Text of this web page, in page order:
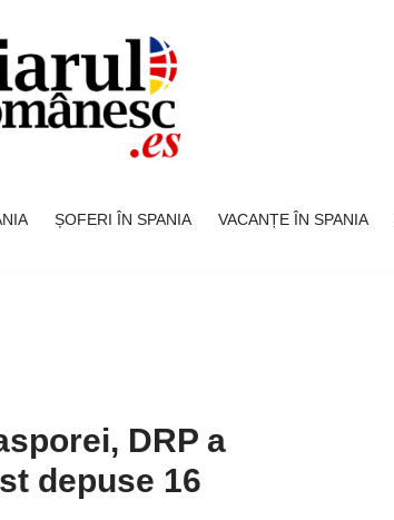
ȘOFERI ÎN SPANIA VACANȚE ÎN SPANIA
DRP a
depuse 16